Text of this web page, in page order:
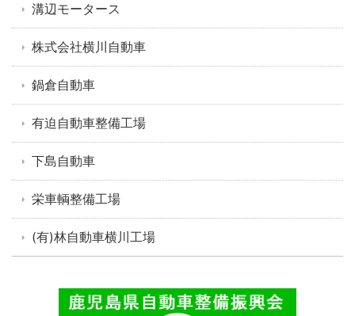
溝辺モータース
株式会社横川自動車
鍋倉自動車
有迫自動車整備工場
下島自動車
栄車輌整備工場
(有)林自動車横川工場